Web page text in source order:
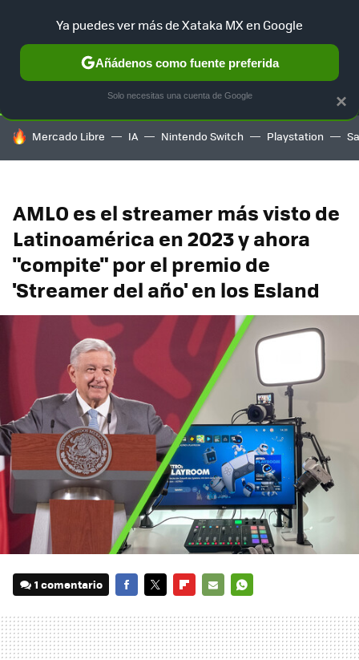
SELECCIÓN GAMING HOME AUTO TERRITORIO
HOY SE HABLA DE
Mercado Libre IA Nintendo Switch Playstation
AMLO es el streamer más visto de
Latinoamérica en 2023 y ahora
"compite" por el premio de
'Streamer del año' en los Esland
1 comentario
MAIL
×
Ya puedes ver más de Xataka MX en Google
Añádenos como fuente preferida
Solo necesitas una cuenta de Google